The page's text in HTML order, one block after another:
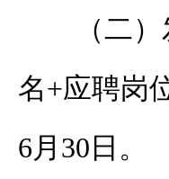
（二
名+应聘岗
6月30日。